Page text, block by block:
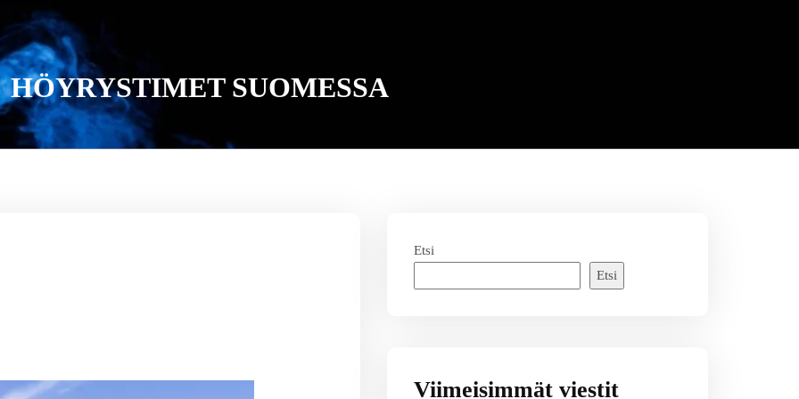
HÖYRYSTIMET SUOMESSA
Etsi
Etsi
Viimeisimmät viestit